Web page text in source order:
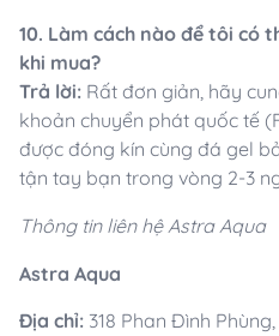
10. Làm cách nào để tôi có
khi mua?
Trả lời: Rất đơn giản, hãy
khoản chuyển phát quốc tế
được đóng kín cùng đá gel
tận tay bạn trong vòng 2-3
Thông tin liên hệ Astra Aqua
Astra Aqua
Địa chỉ: 318 Phan Đình